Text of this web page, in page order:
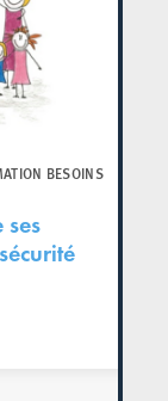
BESOINS
ses